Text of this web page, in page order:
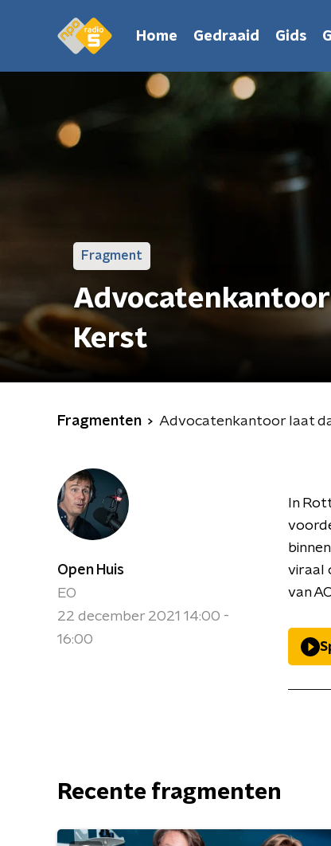
Home Gedraaid Gids
Fragment
Kerst
Fragmenten Advocatenkantoor laat
Open Huis
EO
22 december 2021 14:00 -
16:00
In
viraal
van
Recente fragmenten